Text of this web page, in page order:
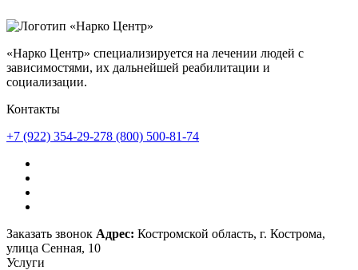
«Нарко Центр» специализируется на лечении людей с
зависимостями, их дальнейшей реабилитации и
социализации.
Контакты
+7 (922) 354-29-278 (800) 500-81-74
Заказать звонок Адрес: Костромской область, г. Кострома,
улица Сенная, 10
Услуги